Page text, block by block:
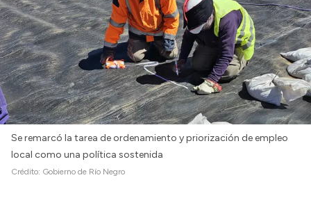
Se remarcó la tarea de ordenamiento y priorización de empleo
local como una política sostenida
Crédito: Gobierno de Río Negro